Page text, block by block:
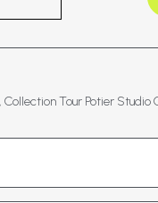
Collection Tour Potier Studio